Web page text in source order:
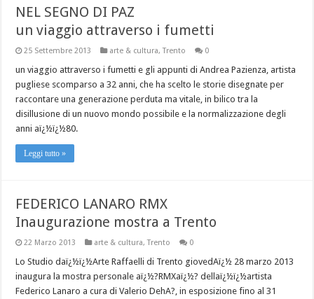
NEL SEGNO DI PAZ
un viaggio attraverso i fumetti
25 Settembre 2013 arte & cultura,Trento 0
un viaggio attraverso i fumetti e gli appunti di Andrea Pazienza, artista
pugliese scomparso a 32 anni, che ha scelto le storie disegnate per
raccontare una generazione perduta ma vitale, in bilico tra la
disillusione di un nuovo mondo possibile e la normalizzazione degli
anni aï¿½ï¿½80.
Leggi tutto »
FEDERICO LANARO RMX
Inaugurazione mostra a Trento
22 Marzo 2013 arte & cultura,Trento 0
Lo Studio daï¿½ï¿½Arte Raffaelli di Trento giovedAï¿½ 28 marzo 2013
inaugura la mostra personale aï¿½?RMXaï¿½? dellaï¿½ï¿½artista
Federico Lanaro a cura di Valerio DehA?, in esposizione fino al 31